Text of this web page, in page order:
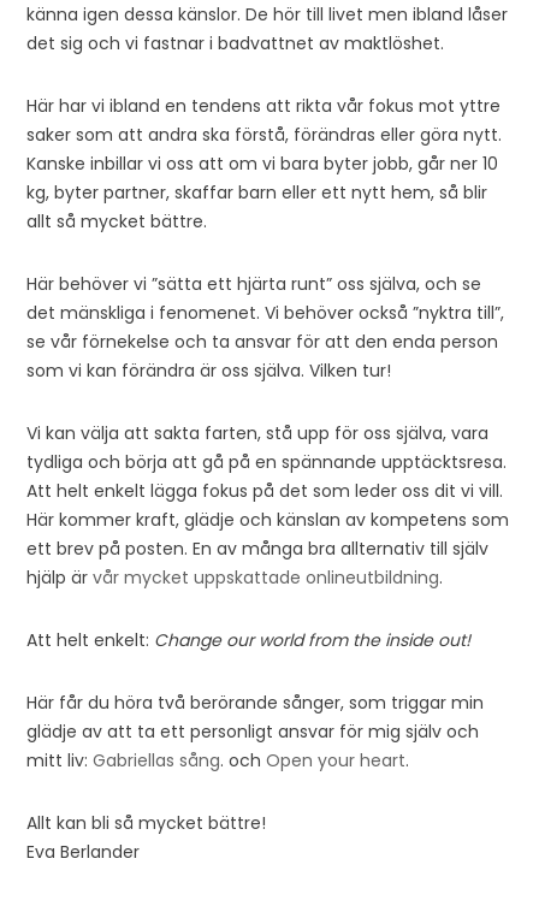
känna igen dessa känslor. De hör till livet men ibland låser
det sig och vi fastnar i badvattnet av maktlöshet.
Här har vi ibland en tendens att rikta vår fokus mot yttre
saker som att andra ska förstå, förändras eller göra nytt.
Kanske inbillar vi oss att om vi bara byter jobb, går ner 10
kg, byter partner, skaffar barn eller ett nytt hem, så blir
allt så mycket bättre.
Här behöver vi ”sätta ett hjärta runt” oss själva, och se
det mänskliga i fenomenet. Vi behöver också ”nyktra till”,
se vår förnekelse och ta ansvar för att den enda person
som vi kan förändra är oss själva. Vilken tur!
Vi kan välja att sakta farten, stå upp för oss själva, vara
tydliga och börja att gå på en spännande upptäcktsresa.
Att helt enkelt lägga fokus på det som leder oss dit vi vill.
Här kommer kraft, glädje och känslan av kompetens som
ett brev på posten. En av många bra allternativ till själv
hjälp ärvår mycket uppskattade onlineutbildning.
Att helt enkelt: Change our world from the inside out!
Här får du höra två berörande sånger, som triggar min
glädje av att ta ett personligt ansvar för mig själv och
mitt liv:Gabriellas sång. ochOpen your heart.
Allt kan bli så mycket bättre!
Eva Berlander